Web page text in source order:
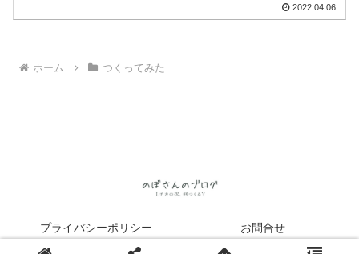
2022.04.06
ホーム つくってみた
プライバシーポリシー お問合せ